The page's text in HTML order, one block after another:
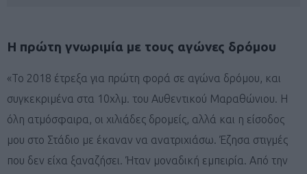
Η πρώτη γνωριμία με τους αγώνες δρόμου
«Το 2018 έτρεξα για πρώτη φορά σε αγώνα δρόμου, και
συγκεκριμένα στα 10χλμ. του Αυθεντικού Μαραθώνιου. Η
όλη ατμόσφαιρα, οι χιλιάδες δρομείς, αλλά και η είσοδος
μου στο Στάδιο με έκαναν να ανατριχιάσω. Έζησα στιγμές
που δεν είχα ξαναζήσει. Ήταν μοναδική εμπειρία. Από την